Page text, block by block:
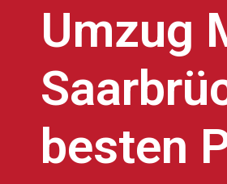
Umzug
besten